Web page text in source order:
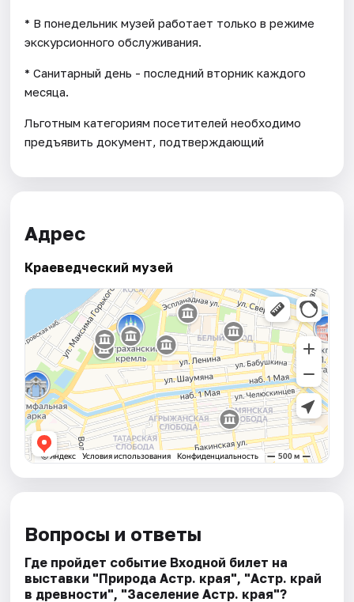
* В понедельник музей работает только в режиме
экскурсионного обслуживания.
* Санитарный день - последний вторник каждого
месяца.
Льготным категориям посетителей необходимо
предъявить документ, подтверждающий
Адрес
Краеведческий музей
Вопросы и ответы
Где пройдет событие Входной билет на
выставки "Природа Астр. края", "Астр. край
в древности", "Заселение Астр. края"?